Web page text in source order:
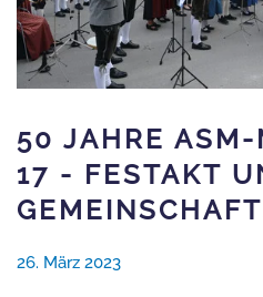
50 JAHRE
17 - FESTAKT
26. März 2023